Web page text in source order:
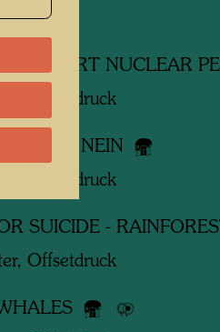
- AVERT NUCLEAR
Offsetdruck
NEIN
Offsetdruck
SUICIDE -
Offsetdruck